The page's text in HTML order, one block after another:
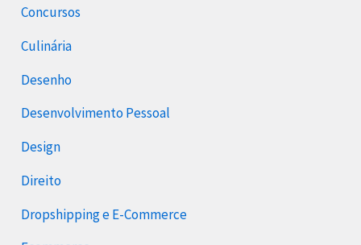
Concursos
Culinária
Desenho
Desenvolvimento Pessoal
Design
Direito
Dropshipping e E-Commerce